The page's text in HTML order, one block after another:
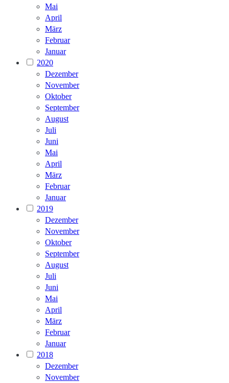
Mai
April
März
Februar
Januar
2020
Dezember
November
Oktober
September
August
Juli
Juni
Mai
April
März
Februar
Januar
2019
Dezember
November
Oktober
September
August
Juli
Juni
Mai
April
März
Februar
Januar
2018
Dezember
November